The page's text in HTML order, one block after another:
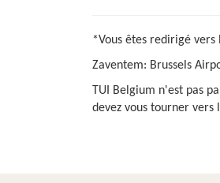
*Vous êtes redirigé
Zaventem: Brussels
TUI Belgium n'est pas
devez vous tourner vers